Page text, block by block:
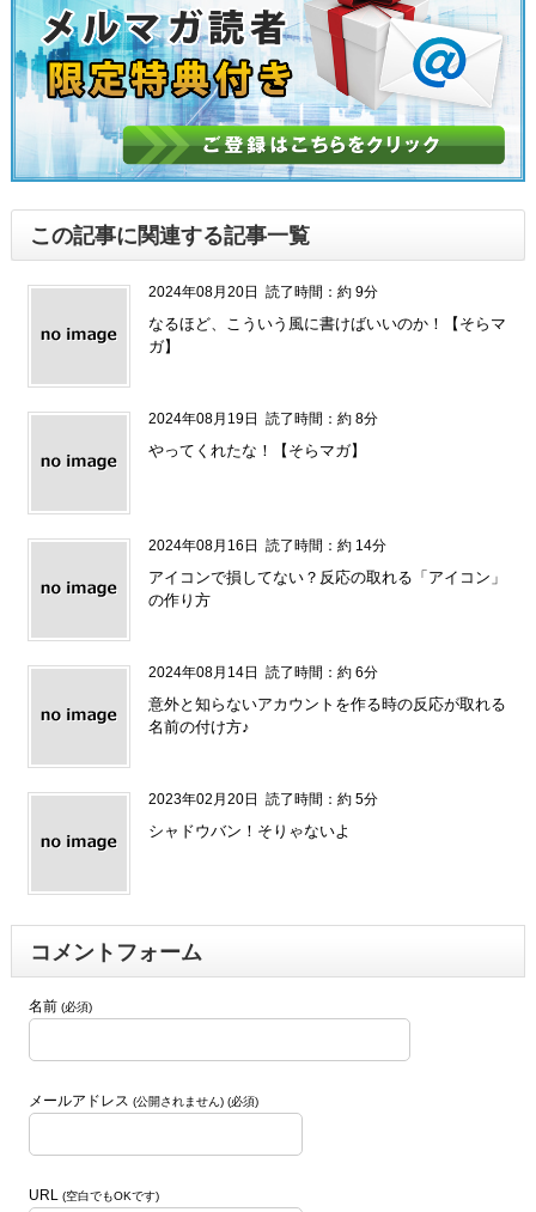
この記事に関連する記事一覧
2024年08月20日 読了時間：約 9分
なるほど、こういう風に書けばいいのか！【そらマ
ガ】
2024年08月19日 読了時間：約 8分
やってくれたな！【そらマガ】
2024年08月16日 読了時間：約 14分
アイコンで損してない？反応の取れる「アイコン」
の作り方
2024年08月14日 読了時間：約 6分
意外と知らないアカウントを作る時の反応が取れる
名前の付け方♪
2023年02月20日 読了時間：約 5分
シャドウバン！そりゃないよ
コメントフォーム
名前 (必須)
メールアドレス (公開されません) (必須)
URL (空白でもOKです)